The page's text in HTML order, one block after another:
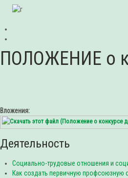
ПОЛОЖЕНИЕ о
Вложения:
Деятельность
Социально-трудовые отношения и
Как создать первичную профсоюзную